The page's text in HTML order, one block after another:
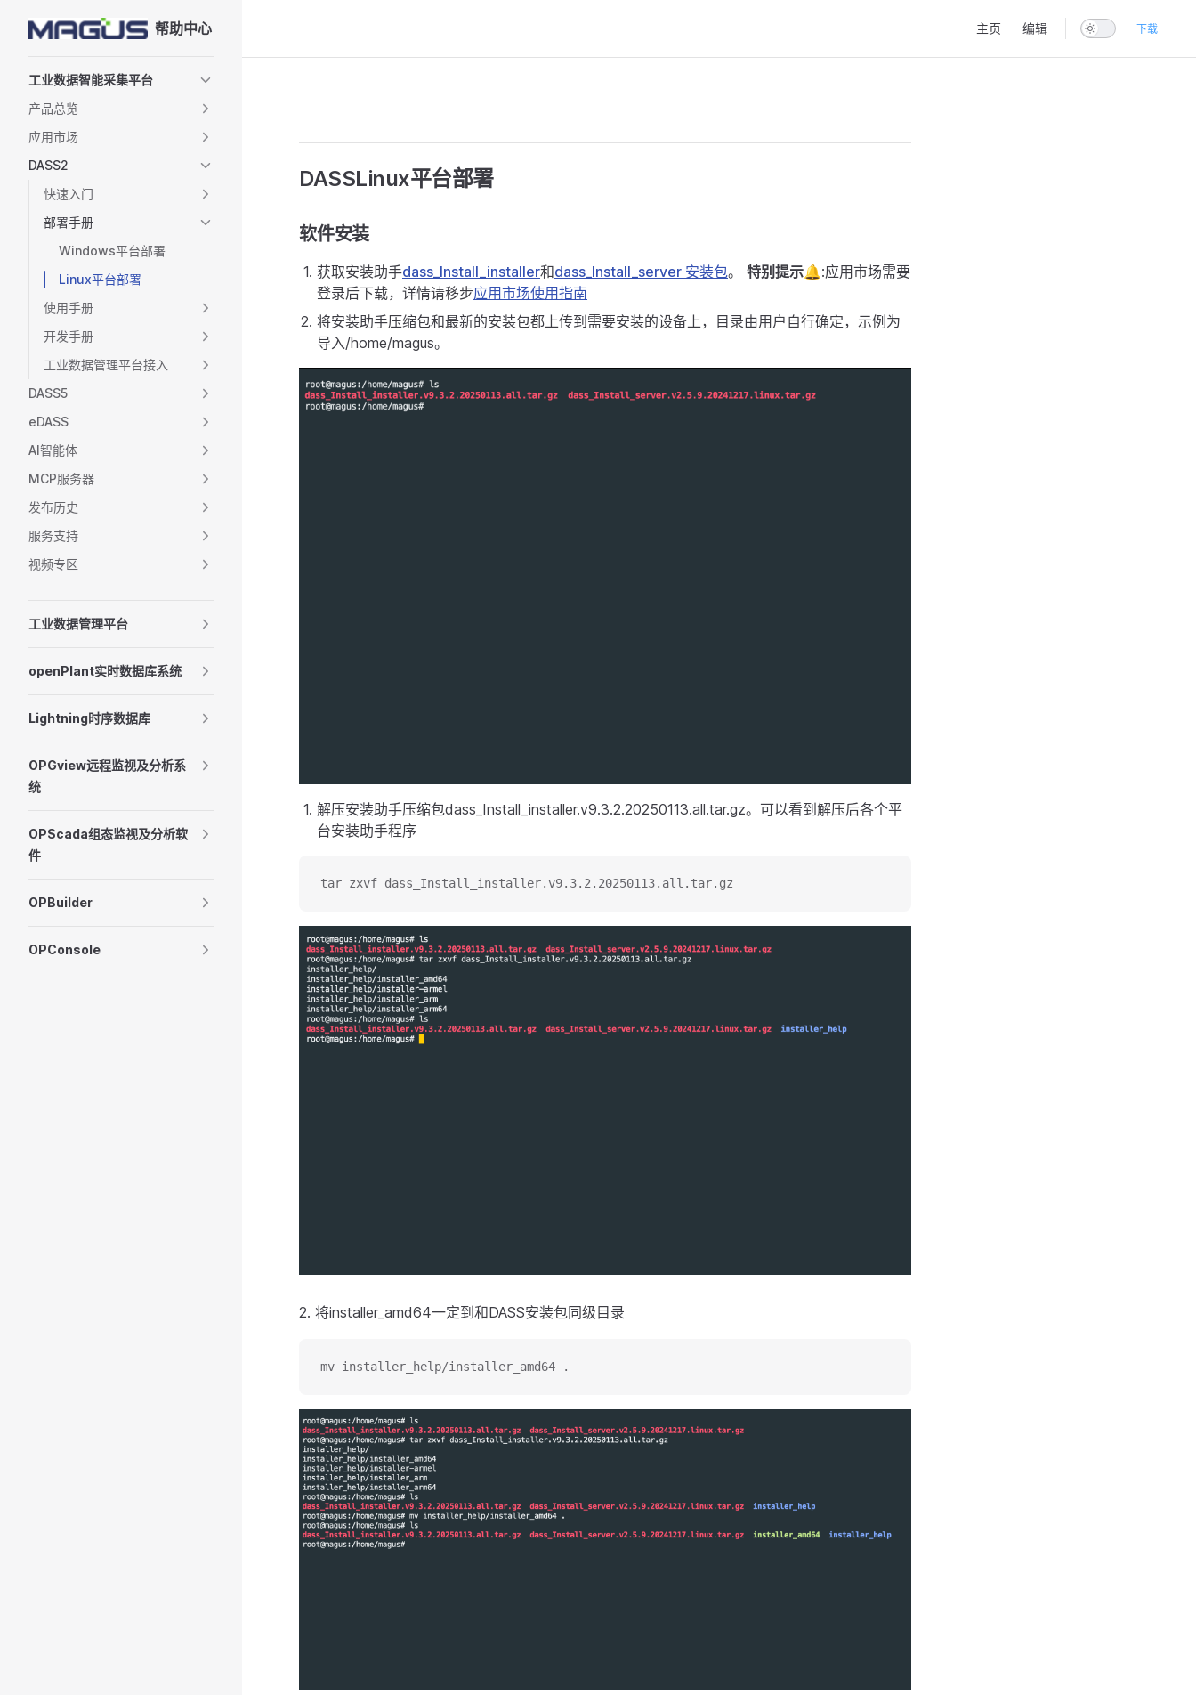
Skip to content 帮助中心 主页 编辑 下载
工业数据智能采集平台
产品总览
应用市场
DASS2
快速入门
部署手册
Windows平台部署
Linux平台部署
使用手册
开发手册
工业数据管理平台接入
DASS5
eDASS
AI智能体
MCP服务器
发布历史
服务支持
视频专区
工业数据管理平台
openPlant实时数据库系统
Lightning时序数据库
OPGview远程监视及分析系
统
OPScada组态监视及分析软
件
OPBuilder
OPConsole
DASSLinux平台部署
软件安装
获取安装助手dass_Install_installer和dass_Install_server 安装包。 特别提示🔔:应用市场需要
登录后下载，详情请移步应用市场使用指南
将安装助手压缩包和最新的安装包都上传到需要安装的设备上，目录由用户自行确定，示例为
导入/home/magus。
解压安装助手压缩包dass_Install_installer.v9.3.2.20250113.all.tar.gz。可以看到解压后各个平
台安装助手程序
tar zxvf dass_Install_installer.v9.3.2.20250113.all.tar.gz
2. 将installer_amd64一定到和DASS安装包同级目录
mv installer_help/installer_amd64 .